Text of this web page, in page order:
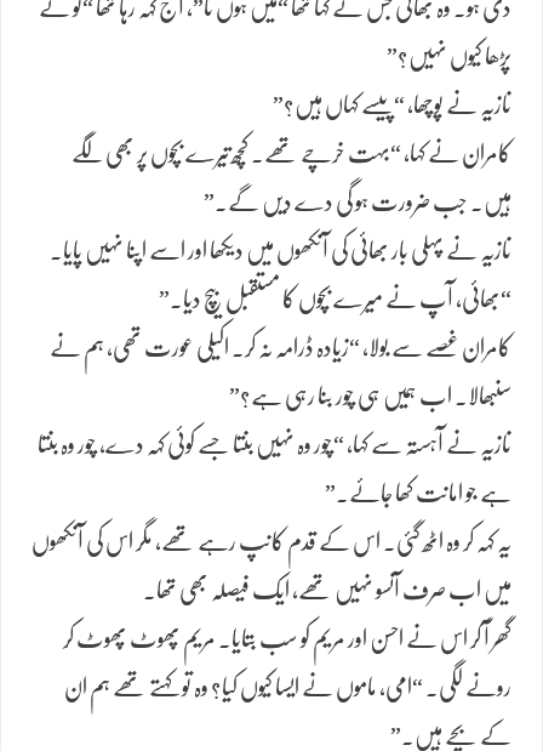
دی ہو۔ وہ بھائی جس نے کہا تھا “میں ہوں نا”، آج کہہ رہا تھا “تو نے
پڑھا کیوں نہیں؟”
نازیہ نے پوچھا، “پیسے کہاں ہیں؟”
کامران نے کہا، “بہت خرچے تھے۔ کچھ تیرے بچوں پر بھی لگے
ہیں۔ جب ضرورت ہو گی دے دیں گے۔”
نازیہ نے پہلی بار بھائی کی آنکھوں میں دیکھا اور اسے اپنا نہیں پایا۔
“بھائی، آپ نے میرے بچوں کا مستقبل بیچ دیا۔”
کامران غصے سے بولا، “زیادہ ڈرامہ نہ کر۔ اکیلی عورت تھی، ہم نے
سنبھالا۔ اب ہمیں ہی چور بنا رہی ہے؟”
نازیہ نے آہستہ سے کہا، “چور وہ نہیں بنتا جسے کوئی کہہ دے، چور وہ بنتا
ہے جو امانت کھا جائے۔”
یہ کہہ کر وہ اٹھ گئی۔ اس کے قدم کانپ رہے تھے، مگر اس کی آنکھوں
میں اب صرف آنسو نہیں تھے، ایک فیصلہ بھی تھا۔
گھر آ کر اس نے احسن اور مریم کو سب بتایا۔ مریم پھوٹ پھوٹ کر
رونے لگی۔ “امی، ماموں نے ایسا کیوں کیا؟ وہ تو کہتے تھے ہم ان
کے بچے ہیں۔”